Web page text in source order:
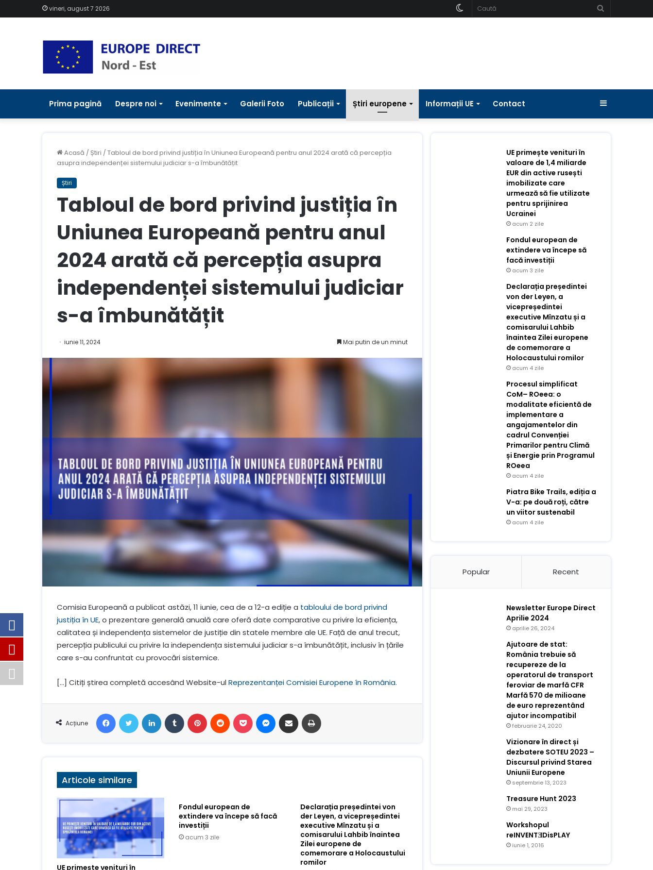
vineri, august 7 2026
Schimbați
Prima pagină Despre noi Evenimente Galerii Foto Publicații Știri europene Informații UE Contact Bara
Acasă / Știri /Tabloul de bord privind justiția în Uniunea Europeană pentru anul 2024 arată că percepția
asupra independenței sistemului judiciar s-a îmbunătățit
Știri
Tabloul de bord privind justiția în
Uniunea Europeană pentru anul
2024 arată că percepția asupra
independenței sistemului judiciar
s-a îmbunătățit
iunie 11, 2024 Mai putin de un minut
Comisia Europeană a publicat astăzi, 11 iunie, cea de a 12-a ediție a tabloului de bord privind
justiția în UE, o prezentare generală anuală care oferă date comparative cu privire la eficiența,
calitatea și independența sistemelor de justiție din statele membre ale UE. Față de anul trecut,
percepția publicului cu privire la independența sistemului judiciar s-a îmbunătățit, inclusiv în țările
care s-au confruntat cu provocări sistemice.
[…] Citiți știrea completă accesând Website-ulReprezentanței Comisiei Europene în România.
Acțiune
FacebookStare de nervozitateLinkedIn Tumblr Pinterest Reddit Buzunar Mesager Distribuie prin e-mail
Articole similare
UE primește venituri în
Fondul european de
extindere va începe să facă
investiții
acum 3 zile
Declarația președintei von
der Leyen, a vicepreședintei
executive Mînzatu și a
comisarului Lahbib înaintea
Zilei europene de
comemorare a Holocaustului
romilor
UE primește venituri în
valoare de 1,4 miliarde
EUR din active rusești
imobilizate care
urmează să fie utilizate
pentru sprijinirea
Ucrainei
acum 2 zile
Fondul european de
extindere va începe să
facă investiții
acum 3 zile
Declarația președintei
von der Leyen, a
vicepreședintei
executive Mînzatu și a
comisarului Lahbib
înaintea Zilei europene
de comemorare a
Holocaustului romilor
acum 4 zile
Procesul simplificat
CoM– ROeea: o
modalitate eficientă de
implementare a
angajamentelor din
cadrul Convenției
Primarilor pentru Climă
și Energie prin Programul
ROeea
acum 4 zile
Piatra Bike Trails, ediția a
V-a: pe două roți, către
un viitor sustenabil
acum 4 zile
Popular Recent
Newsletter Europe Direct
Aprilie 2024
aprilie 26, 2024
Ajutoare de stat:
România trebuie să
recupereze de la
operatorul de transport
feroviar de marfă CFR
Marfă 570 de milioane
de euro reprezentând
ajutor incompatibil
februarie 24, 2020
Vizionare în direct și
dezbatere SOTEU 2023 –
Discursul privind Starea
Uniunii Europene
septembrie 13, 2023
Treasure Hunt 2023
mai 29, 2023
Workshopul
reINVENTƎDisPLAY
iunie 1, 2016